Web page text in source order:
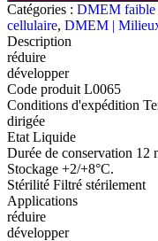
Catégories : DMEM faible
cellulaire, DMEM |
Description
réduire
développer
Code produit L0065
Conditions d'expédition
dirigée
Etat Liquide
Durée de conservation 12
Stockage +2/+8°C.
Stérilité Filtré stérilement
Applications
réduire
développer